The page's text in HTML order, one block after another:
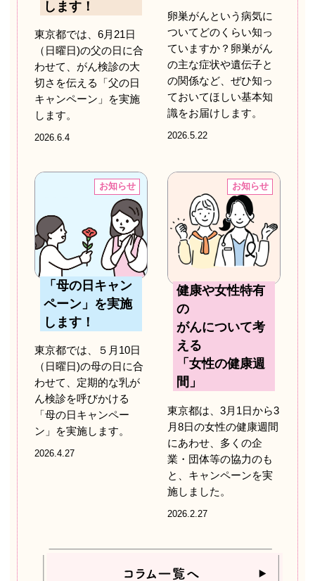
します！
東京都では、6月21日
（日曜日)の父の日に合
わせて、がん検診の大
切さを伝える「父の日
キャンペーン」を実施
します。
2026.6.4
卵巣がんという病気に
ついてどのくらい知っ
ていますか？卵巣がん
の主な症状や遺伝子と
の関係など、ぜひ知っ
ておいてほしい基本知
識をお届けします。
2026.5.22
お知らせ
「母の日キャン
ペーン」を実施
します！
東京都では、５月10日
（日曜日)の母の日に合
わせて、定期的な乳が
ん検診を呼びかける
「母の日キャンペー
ン」を実施します。
2026.4.27
お知らせ
健康や女性特有
の
がんについて考
える
「女性の健康週
間」
東京都は、3月1日から3
月8日の女性の健康週間
にあわせ、多くの企
業・団体等の協力のも
と、キャンペーンを実
施しました。
2026.2.27